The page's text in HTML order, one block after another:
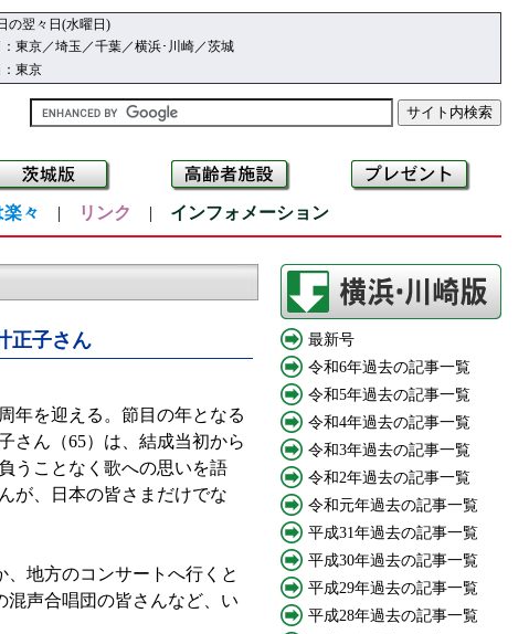
の翌々日(水曜日)
東京／埼玉／千葉／横浜･川崎／茨城
東京
々 | リンク | インフォメーション
正子さん
年を迎える。節目の年となる
さん（65）は、結成当初から
うことなく歌への思いを語
が、日本の皆さまだけでな
地方のコンサートへ行くと
声合唱団の皆さんなど、い
最新号
令和6年過去の記事一覧
令和5年過去の記事一覧
令和4年過去の記事一覧
令和3年過去の記事一覧
令和2年過去の記事一覧
令和元年過去の記事一覧
平成31年過去の記事一覧
平成30年過去の記事一覧
平成29年過去の記事一覧
平成28年過去の記事一覧